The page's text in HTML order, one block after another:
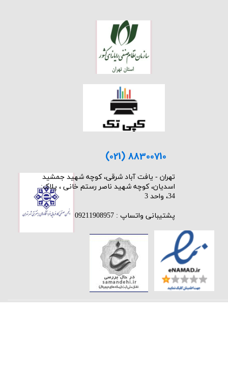
★★
(021) 88300710
​تهران - یافت آباد شرقی، کوچه شهید جمشید
اسدیان، کوچه شهید ناصر رستم خانی ، پلاک:
34، واحد 3
پشتیبانی واتساپ : 09211908957